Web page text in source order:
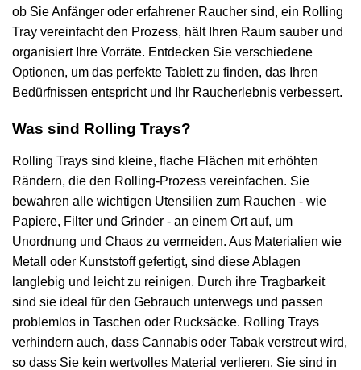
ob Sie Anfänger oder erfahrener Raucher sind, ein Rolling
Tray vereinfacht den Prozess, hält Ihren Raum sauber und
organisiert Ihre Vorräte. Entdecken Sie verschiedene
Optionen, um das perfekte Tablett zu finden, das Ihren
Bedürfnissen entspricht und Ihr Raucherlebnis verbessert.
Was sind Rolling Trays?
Rolling Trays sind kleine, flache Flächen mit erhöhten
Rändern, die den Rolling-Prozess vereinfachen. Sie
bewahren alle wichtigen Utensilien zum Rauchen - wie
Papiere, Filter und Grinder - an einem Ort auf, um
Unordnung und Chaos zu vermeiden. Aus Materialien wie
Metall oder Kunststoff gefertigt, sind diese Ablagen
langlebig und leicht zu reinigen. Durch ihre Tragbarkeit
sind sie ideal für den Gebrauch unterwegs und passen
problemlos in Taschen oder Rucksäcke. Rolling Trays
verhindern auch, dass Cannabis oder Tabak verstreut wird,
so dass Sie kein wertvolles Material verlieren. Sie sind in